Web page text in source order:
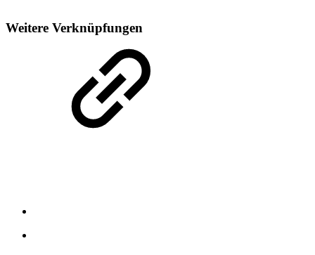
Weitere Verknüpfungen